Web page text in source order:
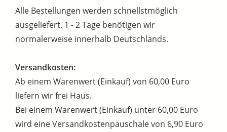
Alle Bestellungen werden schnellstmöglich
ausgeliefert. 1 - 2 Tage benötigen wir
normalerweise innerhalb Deutschlands.
Versandkosten:
Ab einem Warenwert (Einkauf) von 60,00 Euro
liefern wir frei Haus.
Bei einem Warenwert (Einkauf) unter 60,00 Euro
wird eine Versandkostenpauschale von 6,90 Euro